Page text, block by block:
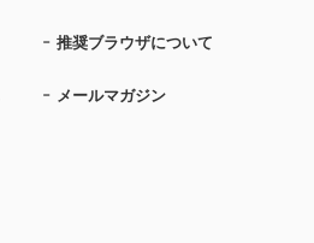
推奨ブラウザについて
メールマガジン